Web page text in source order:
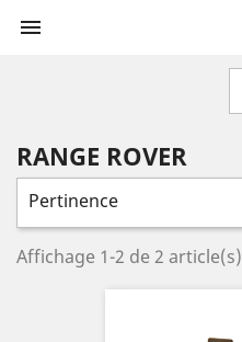

RANGE ROVER
Pertinence
Affichage 1-2 de 2 article(s)